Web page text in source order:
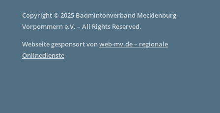
Copyright © 2025 Badmintonverband Mecklenburg-
Vorpommern e.V. – All Rights Reserved.
Webseite gesponsort vonweb-mv.de – regionale
Onlinedienste